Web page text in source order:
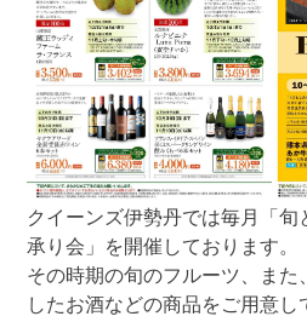
クイーンズ伊勢丹では毎月「
承り会」を開催しております。
その時期の旬のフルーツ、また
したお酒などの商品をご用意し